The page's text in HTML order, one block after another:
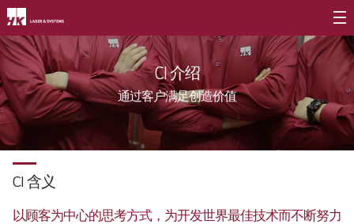
公司介绍
CEO
公司简介
公司沿革
CI介绍
价值经营∨
CI 介绍
通过客户满足创造价值
CI 含义
以顾客为中心的思考方式，为开发世界最佳技术而不断努力